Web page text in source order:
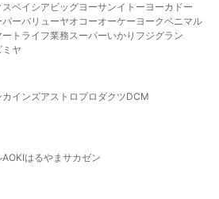
ベイシア ビッグヨーサンイトーヨーカドー
パーバリューヤオコーオーケー ヨークベニマル
ト ライフ業務スーパーいかり フジグラン
ミヤ
カインズアストロプロダクツDCM
AOKIはるやま サカゼン